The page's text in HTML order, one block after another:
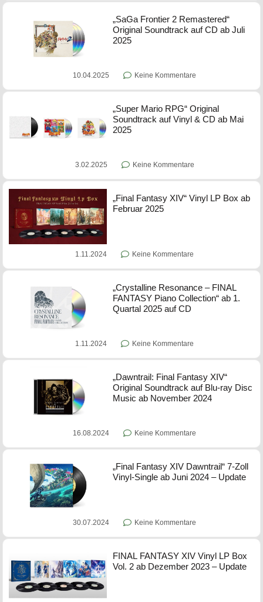
„SaGa Frontier 2 Remastered“
Original Soundtrack auf CD ab Juli
2025
10.04.2025 Keine Kommentare
„Super Mario RPG“ Original
Soundtrack auf Vinyl & CD ab Mai
2025
3.02.2025 Keine Kommentare
„Final Fantasy XIV“ Vinyl LP Box ab
Februar 2025
1.11.2024 Keine Kommentare
„Crystalline Resonance – FINAL
FANTASY Piano Collection“ ab 1.
Quartal 2025 auf CD
1.11.2024 Keine Kommentare
„Dawntrail: Final Fantasy XIV“
Original Soundtrack auf Blu-ray Disc
Music ab November 2024
16.08.2024 Keine Kommentare
„Final Fantasy XIV Dawntrail“ 7-Zoll
Vinyl-Single ab Juni 2024 – Update
30.07.2024 Keine Kommentare
FINAL FANTASY XIV Vinyl LP Box
Vol. 2 ab Dezember 2023 – Update